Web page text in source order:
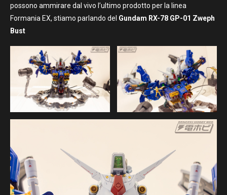
possono ammirare dal vivo l’ultimo prodotto per la linea
Formania EX, stiamo parlando del Gundam RX-78 GP-01 Zweph
Bust